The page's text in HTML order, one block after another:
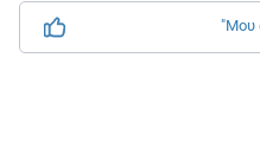
"Μου